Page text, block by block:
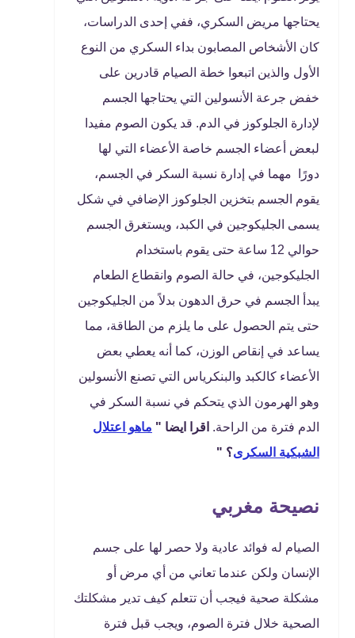
يحتاجها مريض السكري، ففي إحدى الدراسات،
كان الأشخاص المصابون بداء السكري من النوع
الأول والذين اتبعوا خطة الصيام قادرين على
خفض جرعة الأنسولين التي يحتاجها الجسم
لإدارة الجلوكوز في الدم. قد يكون الصوم مفيدا
لبعض أعضاء الجسم خاصة الأعضاء التي لها
دورًا مهما في إدارة نسبة السكر في الجسم،
يقوم الجسم بتخزين الجلوكوز الإضافي في شكل
يسمى الجليكوجين في الكبد، ويستغرق الجسم
حوالي 12 ساعة حتى يقوم باستخدام
الجليكوجين، في حالة الصوم وانقطاع الطعام
يبدأ الجسم في حرق الدهون بدلاً من الجليكوجين
حتى يتم الحصول على ما يلزم من الطاقة، مما
يساعد في إنقاص الوزن، كما أنه يعطي بعض
الأعضاء كالكبد والبنكرياس التي تصنع الأنسولين
وهو الهرمون الذي يتحكم في نسبة السكر في
الدم فترة من الراحة. اقرا ايضا " ماهو اعتلال
الشبكية السكرى؟ "
نصيحة مغربي
الصيام له فوائد عادية ولا حصر لها على جسم
الإنسان ولكن عندما تعاني من أي مرض أو
مشكلة صحية فيجب أن تتعلم كيف تدير مشكلتك
الصحية خلال فترة الصوم، ويجب قبل فترة